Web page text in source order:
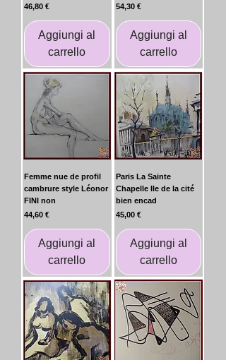
Prezzo
46,80 €
Aggiungi al
carrello
Prezzo
54,30 €
Aggiungi al
carrello
Femme nue de profil
cambrure style Léonor
FINI non
Prezzo
44,60 €
Aggiungi al
carrello
Paris La Sainte
Chapelle Ile de la cité
bien encad
Prezzo
45,00 €
Aggiungi al
carrello